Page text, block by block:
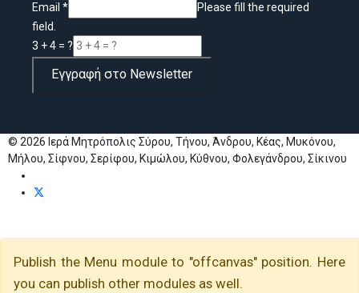
Email *
Please fill the required
field.
3 + 4 = ?
Εγγραφή στο Newsletter
© 2026 Ιερά Μητρόπολις Σύρου, Τήνου, Άνδρου, Κέας, Μυκόνου,
Μήλου, Σίφνου, Σερίφου, Κιμώλου, Κύθνου, Φολεγάνδρου, Σίκινου
Publish the Menu module to "offcanvas" position. Here
you can publish other modules as well.